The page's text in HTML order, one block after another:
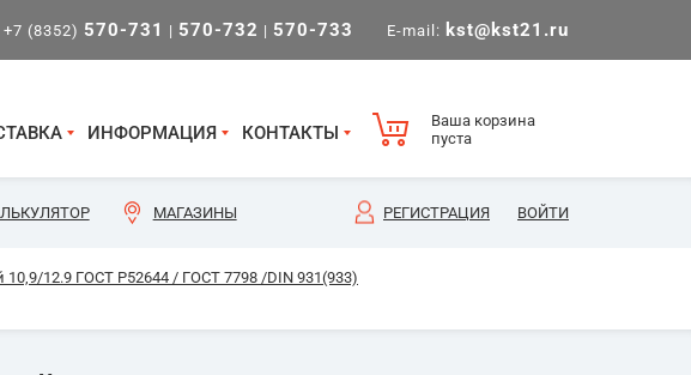
+7 (8352) 570-731 | 570-732 | 570-733 E-mail: kst@kst21.ru
ИНФОРМАЦИЯ КОНТАКТЫ
Ваша корзина
пуста
МАГАЗИНЫ РЕГИСТРАЦИЯ ВОЙТИ
12.9 ГОСТ Р52644 / ГОСТ 7798 /DIN 931(933)